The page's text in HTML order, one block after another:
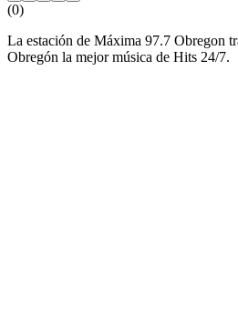
(0)
La estación de Máxima 97.7 Obregon
Obregón la mejor música de Hits 24/7.